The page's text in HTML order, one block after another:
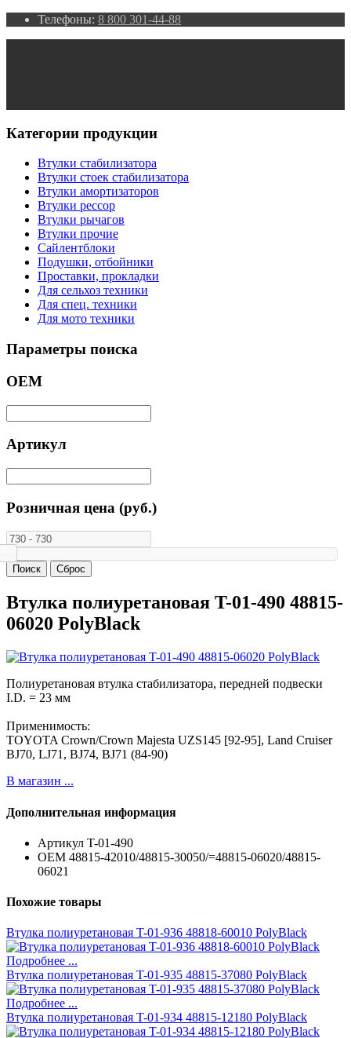
Телефоны: 8 800 301-44-88
Категории продукции
Втулки стабилизатора
Втулки стоек стабилизатора
Втулки амортизаторов
Втулки рессор
Втулки рычагов
Втулки прочие
Сайлентблоки
Подушки, отбойники
Проставки, прокладки
Для сельхоз техники
Для спец. техники
Для мото техники
Параметры поиска
ОЕМ
Артикул
Розничная цена (руб.)
Втулка полиуретановая T-01-490 48815-
06020 PolyBlack
Полиуретановая втулка стабилизатора, передней подвески
I.D. = 23 мм
Применимость:
TOYOTA Crown/Crown Majesta UZS145 [92-95], Land Cruiser
BJ70, LJ71, BJ74, BJ71 (84-90)
В магазин ...
Дополнительная информация
Артикул T-01-490
ОЕМ 48815-42010/48815-30050/=48815-06020/48815-
06021
Похожие товары
Втулка полиуретановая T-01-936 48818-60010 PolyBlack
Подробнее ...
Втулка полиуретановая T-01-935 48815-37080 PolyBlack
Подробнее ...
Втулка полиуретановая T-01-934 48815-12180 PolyBlack